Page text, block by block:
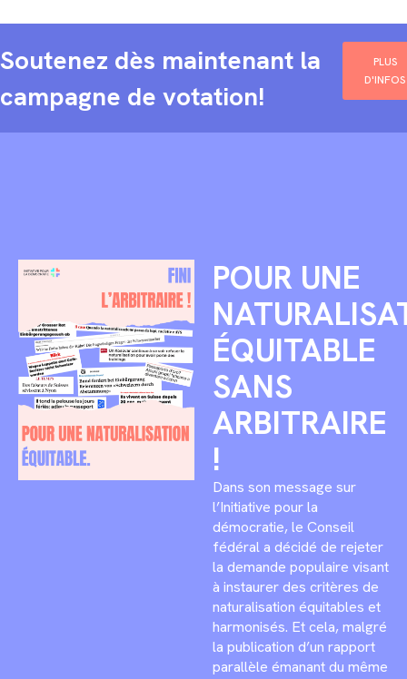
Soutenez dès maintenant la
campagne de votation!
PLUS
D'INFOS
POUR UNE
ÉQUITABLE
SANS
ARBITRAIRE
!
Dans son message sur
l’Initiative pour la
démocratie, le Conseil
fédéral a décidé de rejeter
la demande populaire visant
à instaurer des critères de
naturalisation équitables et
harmonisés. Et cela, malgré
la publication d’un rapport
parallèle émanant du même